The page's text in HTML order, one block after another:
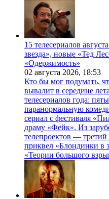
15 телесериалов
звезда», новые «Тед
«Одержимость»
02 августа 2026, 18:53
Кто бы мог подумать,
вывалит в середине
телесериалов года:
паранормальную
сериал с фестиваля
драму «Фейк». Из
телепроектов —
приквел «Блондинки в
«Теории большого